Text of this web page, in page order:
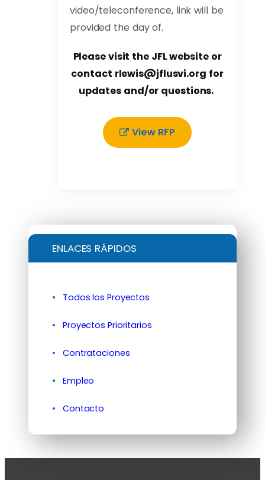
video/teleconference, link will be
provided the day of.
Please visit the JFL website or
contact rlewis@jflusvi.org for
updates and/or questions.
View RFP
ENLACES RÁPIDOS
Todos los Proyectos
Proyectos Prioritarios
Contrataciones
Empleo
Contacto